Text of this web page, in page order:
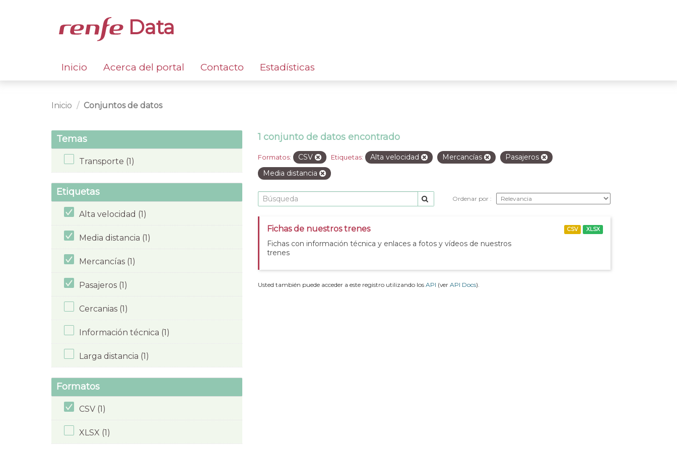
Data
Inicio Acerca del portal Contacto Estadísticas
Inicio Conjuntos de datos
Temas
Transporte (1)
Etiquetas
Alta velocidad (1)
Media distancia (1)
Mercancías (1)
Pasajeros (1)
Cercanias (1)
Información técnica (1)
Larga distancia (1)
Formatos
CSV (1)
XLSX (1)
1 conjunto de datos encontrado
Formatos: CSV Etiquetas: Alta velocidad Mercancías
Pasajeros
Media distancia
Ordenar por
Fichas de nuestros trenes
Fichas con información técnica y enlaces a fotos y vídeos de nuestros
trenes
CSV XLSX
Usted también puede acceder a este registro utilizando los API (ver API Docs).